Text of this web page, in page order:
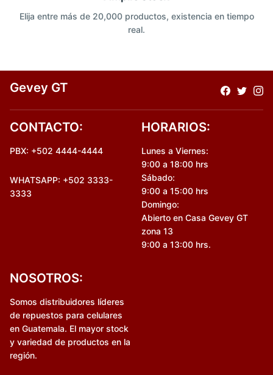
Elija entre más de 20,000 productos, existencia en tiempo
real.
Gevey GT
CONTACTO:
PBX: +502 4444-4444
WHATSAPP: +502 3333-
3333
HORARIOS:
Lunes a Viernes:
9:00 a 18:00 hrs
Sábado:
9:00 a 15:00 hrs
Domingo:
Abierto en Casa Gevey GT
zona 13
9:00 a 13:00 hrs.
NOSOTROS:
Somos distribuidores líderes
de repuestos para celulares
en Guatemala. El mayor stock
y variedad de productos en la
región.